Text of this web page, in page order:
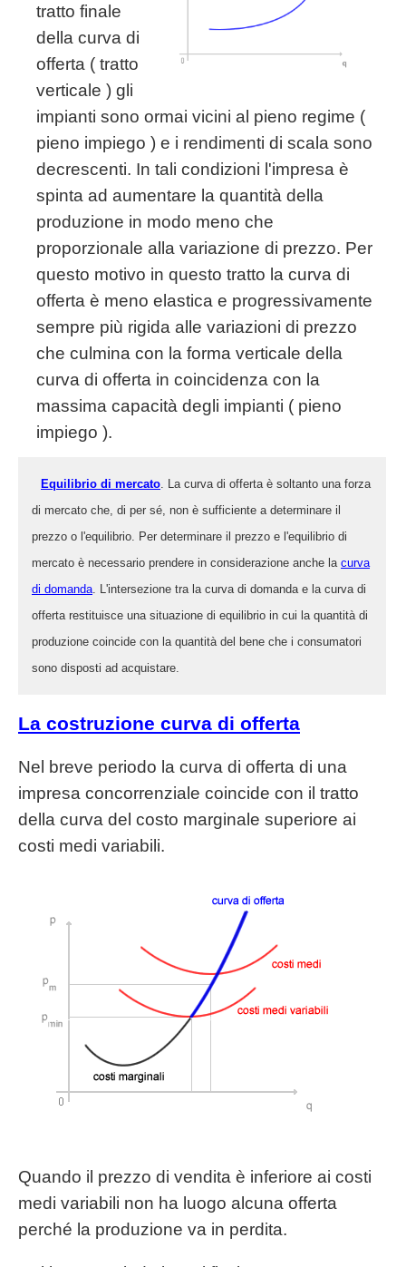
tratto finale
della curva di
offerta ( tratto
verticale ) gli
impianti sono ormai vicini al pieno regime (
pieno impiego ) e i rendimenti di scala sono
decrescenti. In tali condizioni l'impresa è
spinta ad aumentare la quantità della
produzione in modo meno che
proporzionale alla variazione di prezzo. Per
questo motivo in questo tratto la curva di
offerta è meno elastica e progressivamente
sempre più rigida alle variazioni di prezzo
che culmina con la forma verticale della
curva di offerta in coincidenza con la
massima capacità degli impianti ( pieno
impiego ).
Equilibrio di mercato . La curva di offerta è soltanto una forza
di mercato che, di per sé, non è sufficiente a determinare il
prezzo o l'equilibrio. Per determinare il prezzo e l'equilibrio di
mercato è necessario prendere in considerazione anche la curva
di domanda . L'intersezione tra la curva di domanda e la curva di
offerta restituisce una situazione di equilibrio in cui la quantità di
produzione coincide con la quantità del bene che i consumatori
sono disposti ad acquistare.
La costruzione curva di offerta
Nel breve periodo la curva di offerta di una
impresa concorrenziale coincide con il tratto
della curva del costo marginale superiore ai
costi medi variabili.
Quando il prezzo di vendita è inferiore ai costi
medi variabili non ha luogo alcuna offerta
perché la produzione va in perdita.